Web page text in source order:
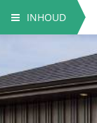
INHOUD